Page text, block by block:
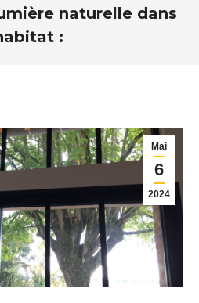
naturelle dans
:
Mai
6
2024